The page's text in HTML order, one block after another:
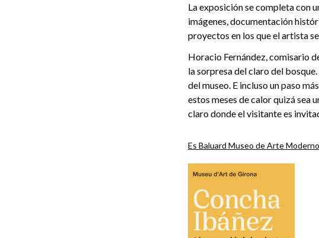
La exposición se completa con
imágenes, documentación
proyectos en los que el artista
Horacio Fernández, comisario
la sorpresa del claro del
del museo. E incluso un paso
estos meses de calor quizá sea
claro donde el visitante es
Es Baluard Museo de Arte